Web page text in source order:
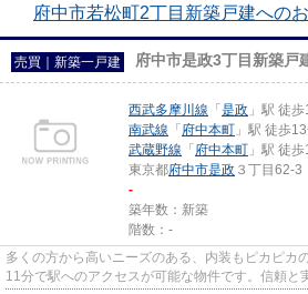
府中市若松町2丁目新築戸建への
売買｜新築一戸建 府中市是政3丁目新築戸
西武多摩川線 「 是政 」駅 徒
南武線 「 府中本町 」駅 徒歩
武蔵野線 「 府中本町 」駅 徒
東京都府中市是政 ３丁目62-3
-
築年数：新築
階数：-
多くの方から高いニーズのある、内装もピカピカ
11分で駅へのアクセスが可能な物件です。信頼と